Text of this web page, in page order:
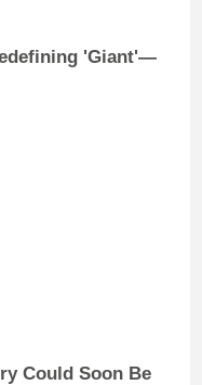
'Giant'—
Could Soon Be